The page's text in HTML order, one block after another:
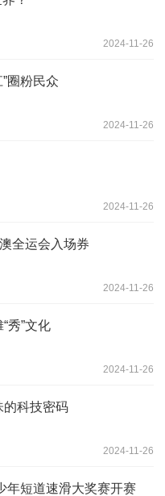
2024-11-26
圈粉民众
2024-11-26
2024-11-26
全运会入场券
2024-11-26
秀”文化
2024-11-26
的科技密码
2024-11-26
年短道速滑大奖赛开赛